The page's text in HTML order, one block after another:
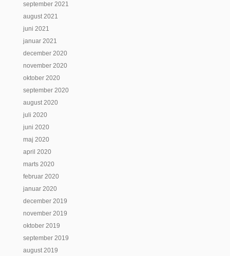
september 2021
august 2021
juni 2021
januar 2021
december 2020
november 2020
oktober 2020
september 2020
august 2020
juli 2020
juni 2020
maj 2020
april 2020
marts 2020
februar 2020
januar 2020
december 2019
november 2019
oktober 2019
september 2019
august 2019